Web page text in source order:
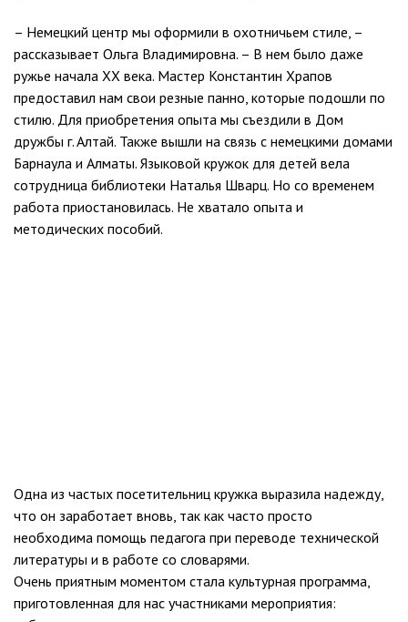
– Немецкий центр мы оформили в охотничьем стиле, –
рассказывает Ольга Владимировна. – В нем было даже
ружье начала ХХ века. Мастер Константин Храпов
предоставил нам свои резные панно, которые подошли по
стилю. Для приобретения опыта мы съездили в Дом
дружбы г. Алтай. Также вышли на связь с немецкими домами
Барнаула и Алматы. Языковой кружок для детей вела
сотрудница библиотеки Наталья Шварц. Но со временем
работа приостановилась. Не хватало опыта и
методических пособий.
Одна из частых посетительниц кружка выразила надежду,
что он заработает вновь, так как часто просто
необходима помощь педагога при переводе технической
литературы и в работе со словарями.
Очень приятным моментом стала культурная программа,
приготовленная для нас участниками мероприятия: